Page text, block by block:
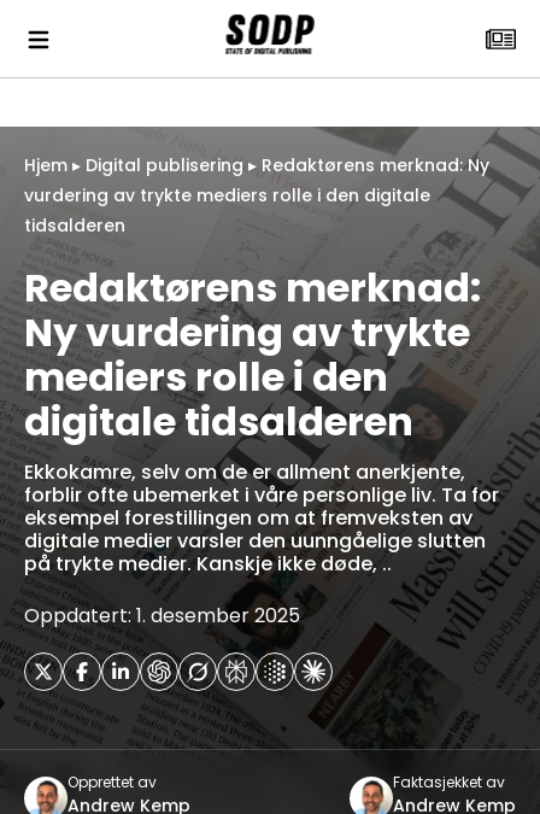
Hjem ▸ Digital publisering ▸ Redaktørens merknad: Ny
vurdering av trykte mediers rolle i den digitale
tidsalderen
Redaktørens merknad:
Ny vurdering av trykte
mediers rolle i den
digitale tidsalderen
Ekkokamre, selv om de er allment anerkjente,
forblir ofte ubemerket i våre personlige liv. Ta for
eksempel forestillingen om at fremveksten av
digitale medier varsler den uunngåelige slutten
på trykte medier. Kanskje ikke døde, ..
Oppdatert: 1. desember 2025
Opprettet av
Andrew Kemp
Faktasjekket av
Andrew Kemp